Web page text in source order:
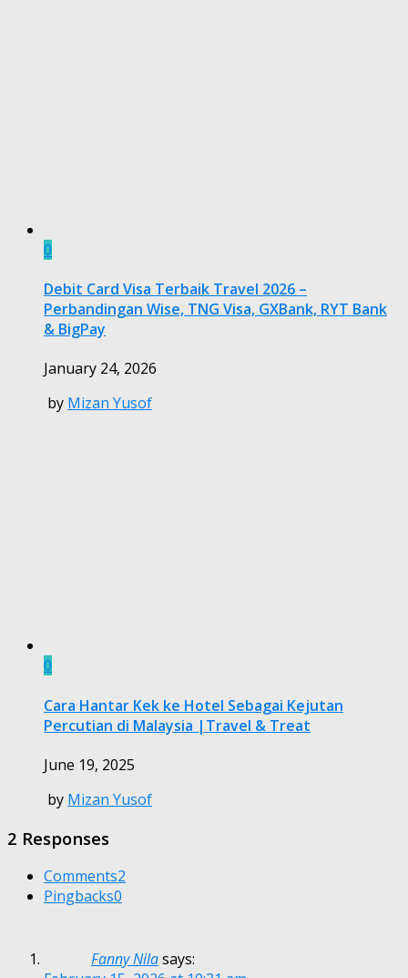
0
Debit Card Visa Terbaik Travel 2026 –
Perbandingan Wise, TNG Visa, GXBank, RYT Bank
& BigPay
January 24, 2026
by Mizan Yusof
0
Cara Hantar Kek ke Hotel Sebagai Kejutan
Percutian di Malaysia |Travel & Treat
June 19, 2025
by Mizan Yusof
2 Responses
Comments2
Pingbacks0
Fanny Nilasays: